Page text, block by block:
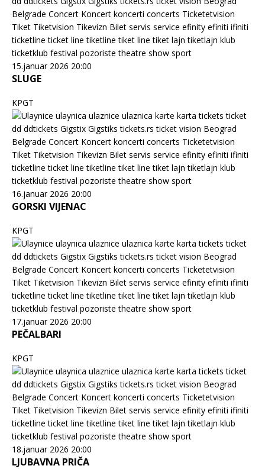
15.januar 2026 20:00
SLUGE
KPGT
16.januar 2026 20:00
GORSKI VIJENAC
KPGT
17.januar 2026 20:00
PEČALBARI
KPGT
18.januar 2026 20:00
LJUBAVNA PRIČA